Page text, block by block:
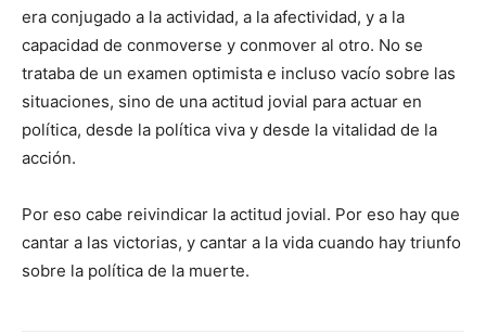
era conjugado a la actividad, a la afectividad, y a la
capacidad de conmoverse y conmover al otro. No se
trataba de un examen optimista e incluso vacío sobre las
situaciones, sino de una actitud jovial para actuar en
política, desde la política viva y desde la vitalidad de la
acción.
Por eso cabe reivindicar la actitud jovial. Por eso hay que
cantar a las victorias, y cantar a la vida cuando hay triunfo
sobre la política de la muerte.